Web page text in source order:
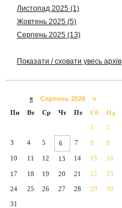
Листопад 2025 (1)
Жовтень 2025 (5)
Серпень 2025 (13)
Показати / сховати увесь архів
« Серпень 2026 »
Пн
Вт Ср Чт Пт Сб Нд
1 2
3 4 5 6 7 8 9
10 11 12 13 14 15 16
17 18 19 20 21 22 23
24 25 26 27 28 29 30
31